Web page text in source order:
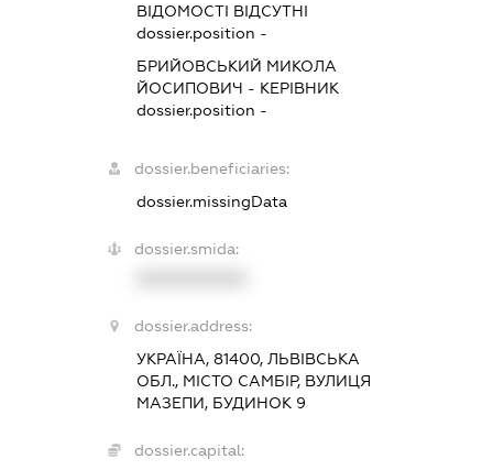
ВІДОМОСТІ ВІДСУТНІ
dossier.position -
БРИЙОВСЬКИЙ МИКОЛА
ЙОСИПОВИЧ - КЕРІВНИК
dossier.position -
dossier.beneficiaries:
dossier.missingData
dossier.smida:
dossier.address:
УКРАЇНА, 81400, ЛЬВІВСЬКА
ОБЛ., МІСТО САМБІР, ВУЛИЦЯ
МАЗЕПИ, БУДИНОК 9
dossier.capital: